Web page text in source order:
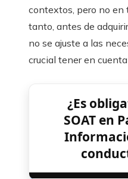
contextos, pero no en
tanto, antes de
no se ajuste a las
crucial tener en
¿Es
SOAT en